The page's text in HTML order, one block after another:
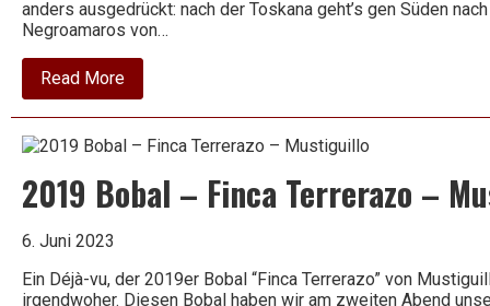
anders ausgedrückt: nach der Toskana geht’s gen Süden
Negroamaros von…
Read Moreabout
2021
Negroamaro
–
di
Campiano
2019 Bobal – Finca Terrerazo –
6. Juni 2023
Ein Déjà-vu, der 2019er Bobal “Finca Terrerazo” von
irgendwoher. Diesen Bobal haben wir am zweiten Abend